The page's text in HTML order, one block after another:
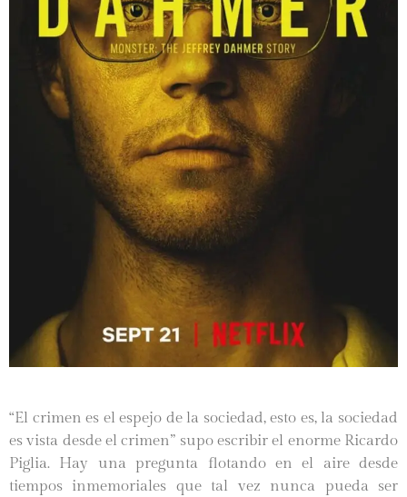
“El crimen es el espejo de la sociedad, esto es, la sociedad
es vista desde el crimen” supo escribir el enorme Ricardo
Piglia. Hay una pregunta flotando en el aire desde
tiempos inmemoriales que tal vez nunca pueda ser